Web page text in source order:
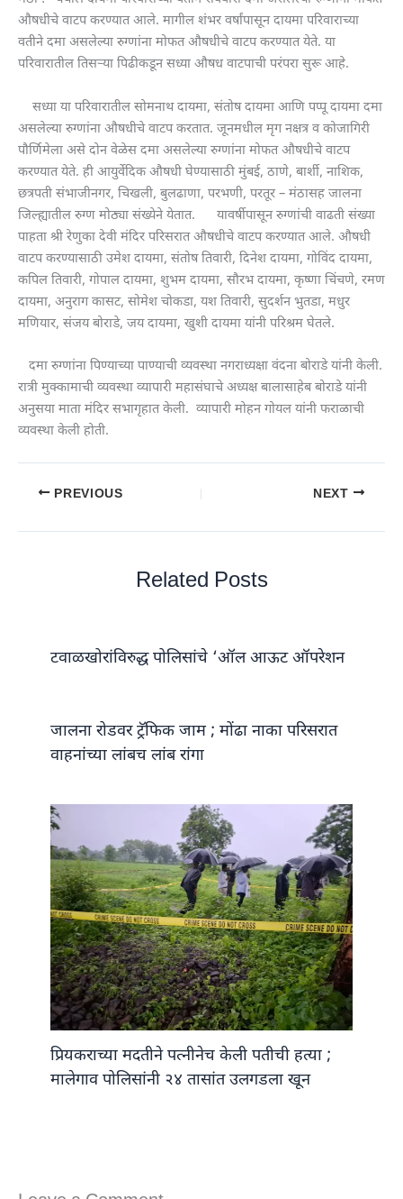
औषधीचे वाटप करण्यात आले. मागील शंभर वर्षांपासून दायमा परिवाराच्या
वतीने दमा असलेल्या रुग्णांना मोफत औषधीचे वाटप करण्यात येते. या
परिवारातील तिसऱ्या पिढीकडून सध्या औषध वाटपाची परंपरा सुरू आहे.
सध्या या परिवारातील सोमनाथ दायमा, संतोष दायमा आणि पप्पू दायमा दमा
असलेल्या रुग्णांना औषधीचे वाटप करतात. जूनमधील मृग नक्षत्र व कोजागिरी
पौर्णिमेला असे दोन वेळेस दमा असलेल्या रुग्णांना मोफत औषधीचे वाटप
करण्यात येते. ही आयुर्वेदिक औषधी घेण्यासाठी मुंबई, ठाणे, बार्शी, नाशिक,
छत्रपती संभाजीनगर, चिखली, बुलढाणा, परभणी, परतूर – मंठासह जालना
जिल्ह्यातील रुग्ण मोठ्या संख्येने येतात. यावर्षीपासून रुग्णांची वाढती संख्या
पाहता श्री रेणुका देवी मंदिर परिसरात औषधीचे वाटप करण्यात आले. औषधी
वाटप करण्यासाठी उमेश दायमा, संतोष तिवारी, दिनेश दायमा, गोविंद दायमा,
कपिल तिवारी, गोपाल दायमा, शुभम दायमा, सौरभ दायमा, कृष्णा चिंचणे, रमण
दायमा, अनुराग कासट, सोमेश चोकडा, यश तिवारी, सुदर्शन भुतडा, मधुर
मणियार, संजय बोराडे, जय दायमा, खुशी दायमा यांनी परिश्रम घेतले.
दमा रुग्णांना पिण्याच्या पाण्याची व्यवस्था नगराध्यक्षा वंदना बोराडे यांनी केली.
रात्री मुक्कामाची व्यवस्था व्यापारी महासंघाचे अध्यक्ष बालासाहेब बोराडे यांनी
अनुसया माता मंदिर सभागृहात केली. व्यापारी मोहन गोयल यांनी फराळाची
व्यवस्था केली होती.
PREVIOUS NEXT
Related Posts
टवाळखोरांविरुद्ध पोलिसांचे ‘ऑल आऊट ऑपरेशन
जालना रोडवर ट्रॅफिक जाम ; मोंढा नाका परिसरात
वाहनांच्या लांबच लांब रांगा
प्रियकराच्या मदतीने पत्नीनेच केली पतीची हत्या ;
मालेगाव पोलिसांनी २४ तासांत उलगडला खून